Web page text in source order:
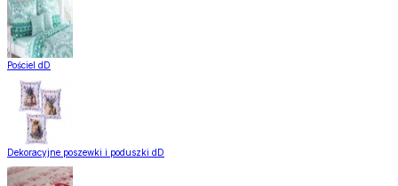
Pościel dD
Dekoracyjne poszewki i poduszki dD